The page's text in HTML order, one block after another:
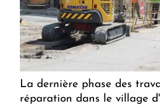
La dernière phase des
réparation dans le village